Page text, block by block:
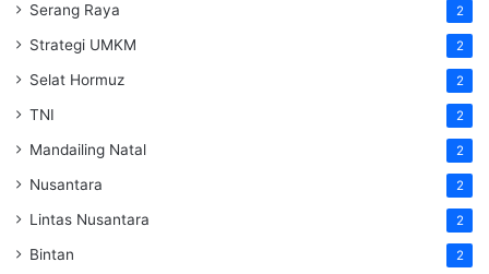
Serang Raya 2
Strategi UMKM 2
Selat Hormuz 2
TNI 2
Mandailing Natal 2
Nusantara 2
Lintas Nusantara 2
Bintan 2